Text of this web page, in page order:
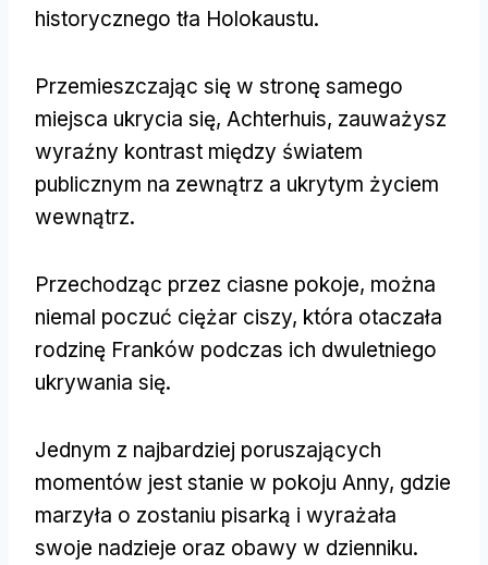
historycznego tła Holokaustu.
Przemieszczając się w stronę samego
miejsca ukrycia się, Achterhuis, zauważysz
wyraźny kontrast między światem
publicznym na zewnątrz a ukrytym życiem
wewnątrz.
Przechodząc przez ciasne pokoje, można
niemal poczuć ciężar ciszy, która otaczała
rodzinę Franków podczas ich dwuletniego
ukrywania się.
Jednym z najbardziej poruszających
momentów jest stanie w pokoju Anny, gdzie
marzyła o zostaniu pisarką i wyrażała
swoje nadzieje oraz obawy w dzienniku.